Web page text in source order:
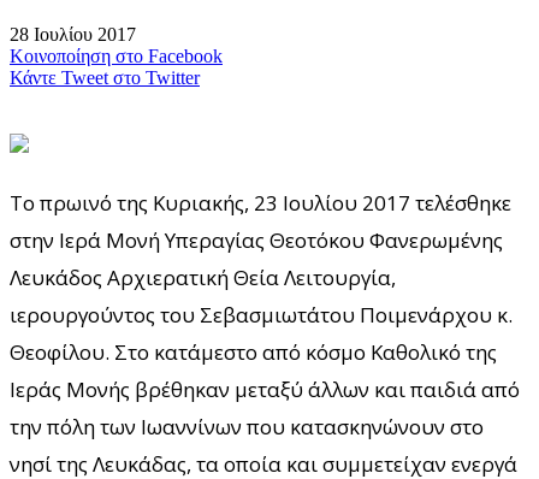
28 Ιουλίου 2017
Κοινοποίηση στο Facebook
Κάντε Tweet στο Twitter
Tο πρωινό της Κυριακής, 23 Ιουλίου 2017 τελέσθηκε
στην Ιερά Μονή Υπεραγίας Θεοτόκου Φανερωμένης
Λευκάδος Αρχιερατική Θεία Λειτουργία,
ιερουργούντος του Σεβασμιωτάτου Ποιμενάρχου κ.
Θεοφίλου. Στο κατάμεστο από κόσμο Καθολικό της
Ιεράς Μονής βρέθηκαν μεταξύ άλλων και παιδιά από
την πόλη των Ιωαννίνων που κατασκηνώνουν στο
νησί της Λευκάδας, τα οποία και συμμετείχαν ενεργά